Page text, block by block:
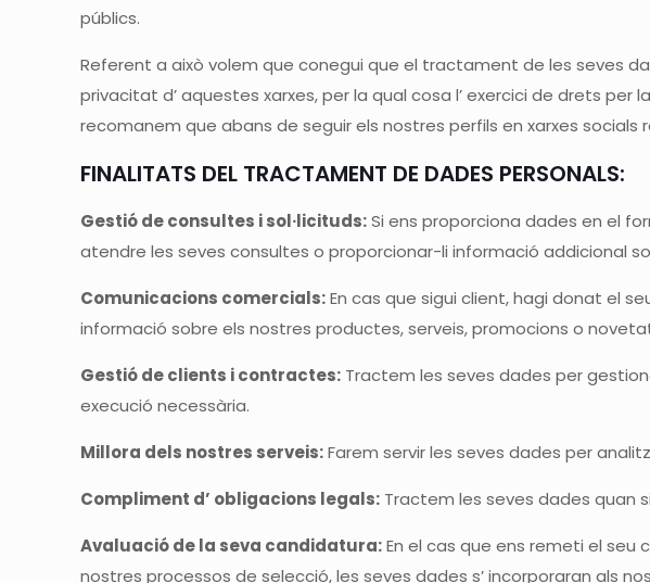
públics.
Referent a això volem que conegui que el tractament de les seves
privacitat d’ aquestes xarxes, per la qual cosa l’ exercici de drets
recomanem que abans de seguir els nostres perfils en xarxes socials
FINALITATS DEL TRACTAMENT DE DADES PERSONALS:
Gestió de consultes i sol·licituds:Si ens proporciona dades en el
atendre les seves consultes o proporcionar-li informació addicional
Comunicacions comercials:En cas que sigui client, hagi donat el
informació sobre els nostres productes, serveis, promocions o
Gestió de clients i contractes: Tractem les seves dades per
execució necessària.
Millora dels nostres serveis:Farem servir les seves dades per
Compliment d’ obligacions legals: Tractem les seves dades quan
Avaluació de la seva candidatura:En el cas que ens remeti el
nostres processos de selecció, les seves dades s’ incorporaran als